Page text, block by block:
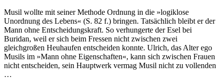
Musil wollte mit seiner Methode Ordnung in die »logiklose
Unordnung des Lebens« (S. 82 f.) bringen. Tatsächlich bleibt er der
Mann ohne Entscheidungskraft. So verhungerte der Esel bei
Buridan, weil er sich beim Fressen nicht zwischen zwei
gleichgroßen Heuhaufen entscheiden konnte. Ulrich, das Alter ego
Musils im »Mann ohne Eigenschaften«, kann sich zwischen Frauen
nicht entscheiden, sein Hauptwerk vermag Musil nicht zu vollenden
…